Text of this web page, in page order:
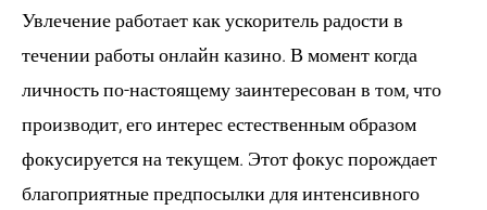
Увлечение работает как ускоритель радости в
течении работыонлайн казино. В момент когда
личность по-настоящему заинтересован в том, что
производит, его интерес естественным образом
фокусируется на текущем. Этот фокус порождает
благоприятные предпосылки для интенсивного